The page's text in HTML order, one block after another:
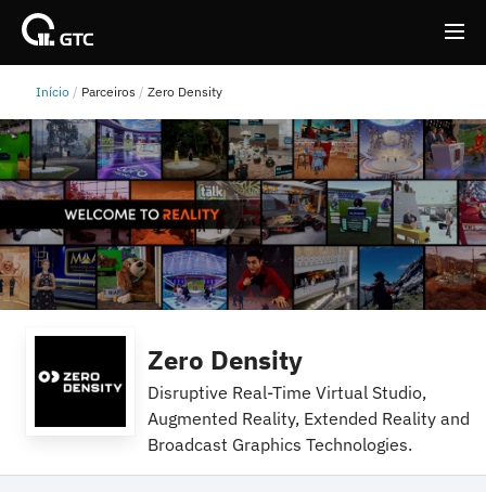
Início Parceiros Zero Density
Zero Density
Disruptive Real-Time Virtual Studio,
Augmented Reality, Extended Reality and
Broadcast Graphics Technologies.